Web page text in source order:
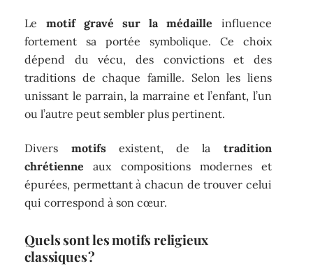
Le motif gravé sur la médaille influence
fortement sa portée symbolique. Ce choix
dépend du vécu, des convictions et des
traditions de chaque famille. Selon les liens
unissant le parrain, la marraine et l’enfant, l’un
ou l’autre peut sembler plus pertinent.
Divers motifsexistent, de la tradition
chrétienne aux compositions modernes et
épurées, permettant à chacun de trouver celui
qui correspond à son cœur.
Quels sont les motifs religieux
classiques ?